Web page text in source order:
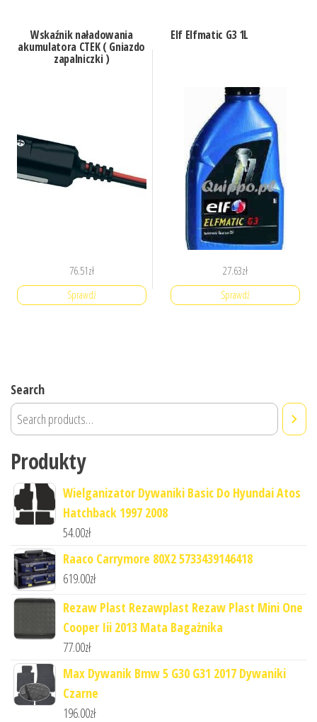
Wskaźnik naładowania
akumulatora CTEK ( Gniazdo
zapalniczki )
76.51zł
Sprawdź
Elf Elfmatic G3 1L
27.63zł
Sprawdź
Search
Produkty
Wielganizator Dywaniki Basic Do Hyundai Atos
Hatchback 1997 2008
54.00zł
Raaco Carrymore 80X2 5733439146418
619.00zł
Rezaw Plast Rezawplast Rezaw Plast Mini One
Cooper Iii 2013 Mata Bagażnika
77.00zł
Max Dywanik Bmw 5 G30 G31 2017 Dywaniki
Czarne
196.00zł